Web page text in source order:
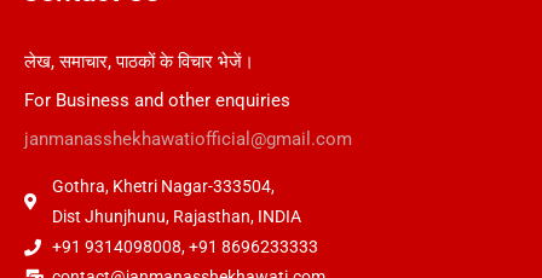
लेख, समाचार, पाठकों के विचार भेजें।
For Business and other enquiries
janmanasshekhawatiofficial@gmail.com
Gothra, Khetri Nagar-333504,
Dist Jhunjhunu, Rajasthan, INDIA
+91 9314098008, +91 8696233333